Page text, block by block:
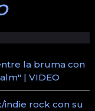
la bruma con
| VIDEO
indie rock con su